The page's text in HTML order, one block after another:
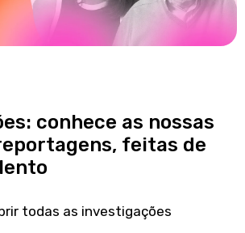
conhece as nossas
feitas de
todas as investigações